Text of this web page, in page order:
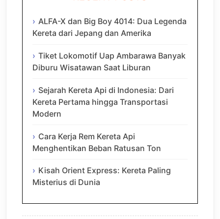
ALFA-X dan Big Boy 4014: Dua Legenda
Kereta dari Jepang dan Amerika
Tiket Lokomotif Uap Ambarawa Banyak
Diburu Wisatawan Saat Liburan
Sejarah Kereta Api di Indonesia: Dari
Kereta Pertama hingga Transportasi
Modern
Cara Kerja Rem Kereta Api
Menghentikan Beban Ratusan Ton
Kisah Orient Express: Kereta Paling
Misterius di Dunia